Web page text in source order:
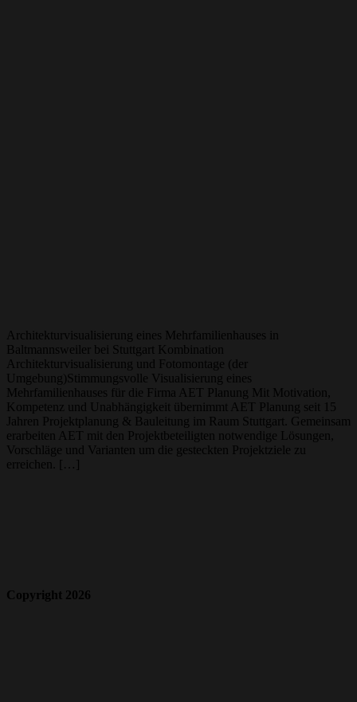
Architekturvisualisierung eines Mehrfamilienhauses in
Baltmannsweiler bei Stuttgart Kombination
Architekturvisualisierung und Fotomontage (der
Umgebung)Stimmungsvolle Visualisierung eines
Mehrfamilienhauses für die Firma AET Planung Mit Motivation,
Kompetenz und Unabhängigkeit übernimmt AET Planung seit 15
Jahren Projektplanung & Bauleitung im Raum Stuttgart. Gemeinsam
erarbeiten AET mit den Projektbeteiligten notwendige Lösungen,
Vorschläge und Varianten um die gesteckten Projektziele zu
erreichen. […]
Copyright 2026